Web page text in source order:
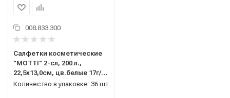
008.833.300
Салфетки косметические
"MOTTI" 2-сл, 200 л.,
22,5х13,0см, цв.белые 17г/
м.кв. 154200
Количество в упаковке: 36 шт